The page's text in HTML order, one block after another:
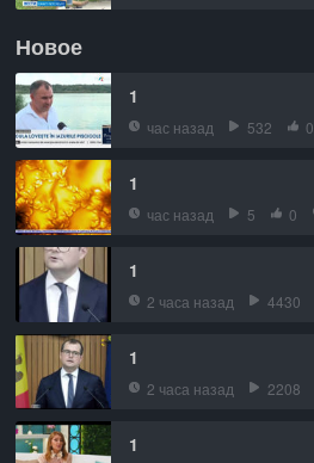
Новое
1
час назад 532 0
1
час назад 5 0
1
2 часа назад 4430
1
2 часа назад 2208
1